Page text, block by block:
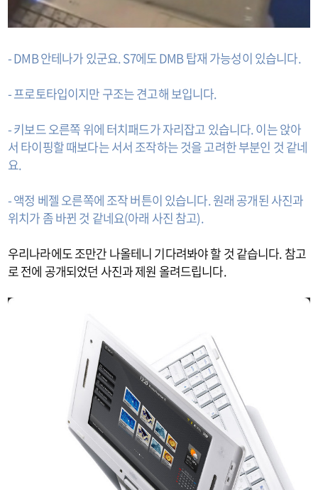
- DMB 안테나가 있군요. S7에도 DMB 탑재 가능성이 있습니다.
- 프로토타입이지만 구조는 견고해 보입니다.
- 키보드 오른쪽 위에 터치패드가 자리잡고 있습니다. 이는 앉아
서 타이핑할 때보다는 서서 조작하는 것을 고려한 부분인 것 같네
요.
- 액정 베젤 오른쪽에 조작 버튼이 있습니다. 원래 공개된 사진과
위치가 좀 바뀐 것 같네요(아래 사진 참고).
우리나라에도 조만간 나올테니 기다려봐야 할 것 같습니다. 참고
로 전에 공개되었던 사진과 제원 올려드립니다.